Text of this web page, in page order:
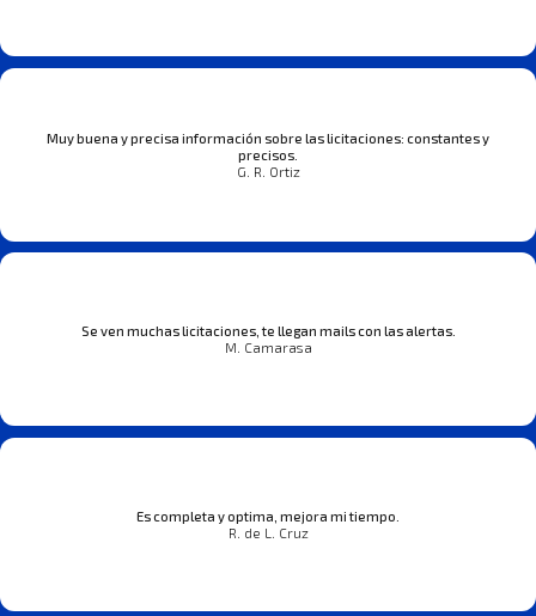
Muy buena y precisa información sobre las licitaciones: constantes y
precisos.
G. R. Ortiz
Se ven muchas licitaciones, te llegan mails con las alertas.
M. Camarasa
Es completa y optima, mejora mi tiempo.
R. de L. Cruz